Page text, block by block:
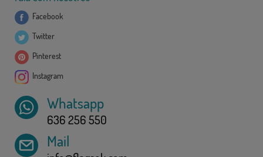
Facebook
Twitter
Pinterest
Instagram
Whatsapp
636 256 550
Mail